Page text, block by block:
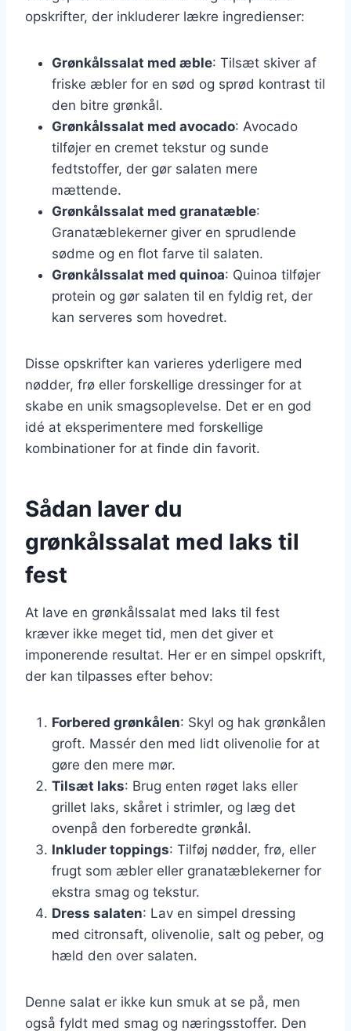
opskrifter, der inkluderer lækre ingredienser:
Grønkålssalat med æble: Tilsæt skiver af
friske æbler for en sød og sprød kontrast til
den bitre grønkål.
Grønkålssalat med avocado: Avocado
tilføjer en cremet tekstur og sunde
fedtstoffer, der gør salaten mere
mættende.
Grønkålssalat med granatæble:
Granatæblekerner giver en sprudlende
sødme og en flot farve til salaten.
Grønkålssalat med quinoa: Quinoa tilføjer
protein og gør salaten til en fyldig ret, der
kan serveres som hovedret.
Disse opskrifter kan varieres yderligere med
nødder, frø eller forskellige dressinger for at
skabe en unik smagsoplevelse. Det er en god
idé at eksperimentere med forskellige
kombinationer for at finde din favorit.
Sådan laver du
grønkålssalat med laks til
fest
At lave en grønkålssalat med laks til fest
kræver ikke meget tid, men det giver et
imponerende resultat. Her er en simpel opskrift,
der kan tilpasses efter behov:
Forbered grønkålen: Skyl og hak grønkålen
groft. Massér den med lidt olivenolie for at
gøre den mere mør.
Tilsæt laks: Brug enten røget laks eller
grillet laks, skåret i strimler, og læg det
ovenpå den forberedte grønkål.
Inkluder toppings: Tilføj nødder, frø, eller
frugt som æbler eller granatæblekerner for
ekstra smag og tekstur.
Dress salaten: Lav en simpel dressing
med citronsaft, olivenolie, salt og peber, og
hæld den over salaten.
Denne salat er ikke kun smuk at se på, men
også fyldt med smag og næringsstoffer. Den